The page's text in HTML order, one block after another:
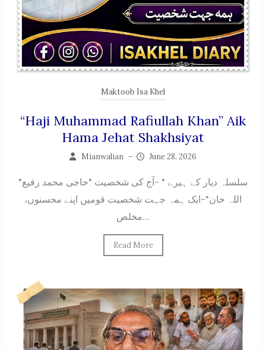
Maktoob Isa Khel
“Haji Muhammad Rafiullah Khan” Aik
Hama Jehat Shakhsiyat
Mianwalian – June 28, 2026
"سلسلہ دیار کے ہیرے " -آج کی شخصیت "حاجی محمد رفیع
اللہ خان"-ایک ہمہ جہت شخصیت قومیں اپنے محسنوں،
مخلص...
Read More